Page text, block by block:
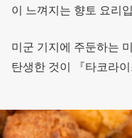
이 느껴지는 향토 요리
미군 기지에 주둔하는
탄생한 것이 『타코라